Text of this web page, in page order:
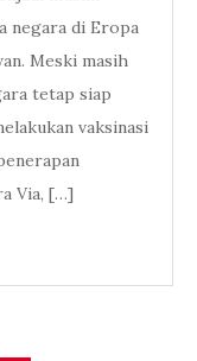
negara di Eropa
Meski masih
tetap siap
vaksinasi
Via, […]